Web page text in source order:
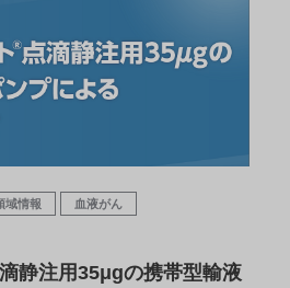
域情報
血液がん
静注用35μgの携帯型輸液